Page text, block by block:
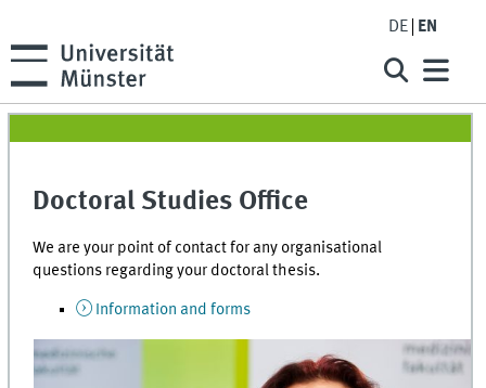
DE EN
Doctoral Studies Office
We are your point of contact for any organisational
questions regarding your doctoral thesis.
Information and forms